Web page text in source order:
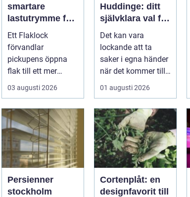
smartare
lastutrymme för
pickupen
Ett Flaklock
förvandlar
pickupens öppna
flak till ett mer
skyddat, praktiskt
och ibland också
mer br...
03 augusti 2026
Huddinge: ditt
självklara val för
säker
elinstallation
Det kan vara
lockande att ta
saker i egna händer
när det kommer till
hemförbättr...
01 augusti 2026
Persienner
stockholm
Cortenplåt: en
designfavorit till